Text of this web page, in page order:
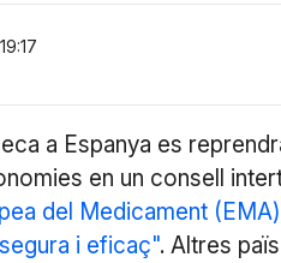
a Espanya es
en un consell
del Medicament
i eficaç". Altres